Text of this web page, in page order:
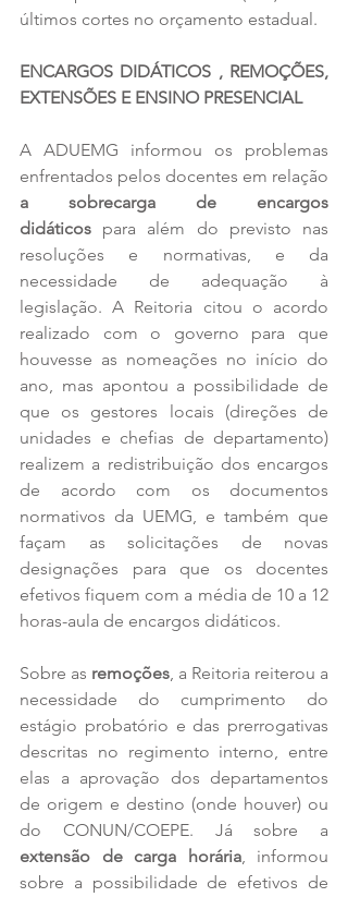
últimos cortes no orçamento estadual.
ENCARGOS DIDÁTICOS , REMOÇÕES,
EXTENSÕES E ENSINO PRESENCIAL
A ADUEMG informou os problemas
a sobrecarga de encargos
didáticos para além do previsto nas
resoluções e normativas, e da
necessidade de adequação à
legislação. A Reitoria citou o acordo
realizado com o governo para que
houvesse as nomeações no início do
ano, mas apontou a possibilidade de
que os gestores locais (direções de
unidades e chefias de departamento)
realizem a redistribuição dos encargos
de acordo com os documentos
normativos da UEMG, e também que
façam as solicitações de novas
designações para que os docentes
efetivos fiquem com a média de 10 a 12
horas-aula de encargos didáticos.
Sobre as remoções, a Reitoria reiterou a
necessidade do cumprimento do
estágio probatório e das prerrogativas
descritas no regimento interno, entre
elas a aprovação dos departamentos
de origem e destino (onde houver) ou
extensão de carga horária, informou
sobre a possibilidade de efetivos de